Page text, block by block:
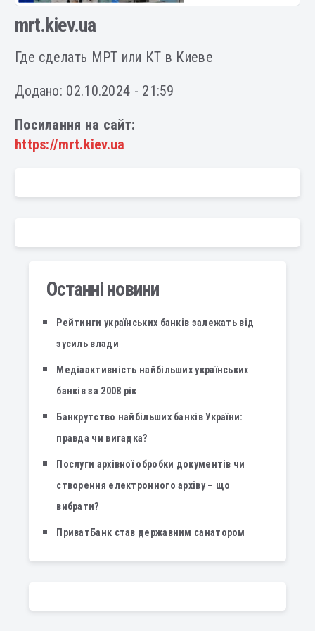
Останні новини
Рейтинги українських банків залежать від
зусиль влади
Медіаактивність найбільших українських
банків за 2008 рік
Банкрутство найбільших банків України:
правда чи вигадка?
Послуги архівної обробки документів чи
створення електронного архіву – що
вибрати?
ПриватБанк став державним санатором
mrt.kiev.ua
Где сделать МРТ или КТ в Киеве
Додано: 02.10.2024 - 21:59
Посилання на сайт:
https://mrt.kiev.ua